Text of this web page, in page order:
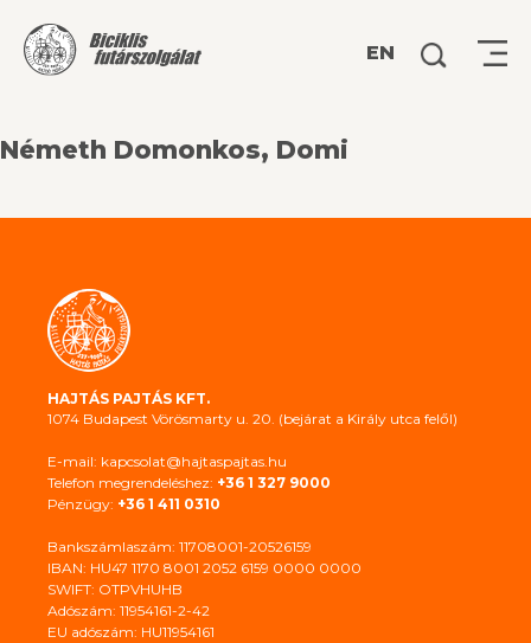
EN Keresés:
Németh Domonkos, Domi
HAJTÁS PAJTÁS KFT.
1074 Budapest Vörösmarty u. 20. (bejárat a Király utca felől)
E-mail: kapcsolat@hajtaspajtas.hu
Telefon megrendeléshez: +36 1 327 9000
Pénzügy: +36 1 411 0310
Bankszámlaszám: 11708001-20526159
IBAN: HU47 1170 8001 2052 6159 0000 0000
SWIFT: OTPVHUHB
Adószám: 11954161-2-42
EU adószám: HU11954161